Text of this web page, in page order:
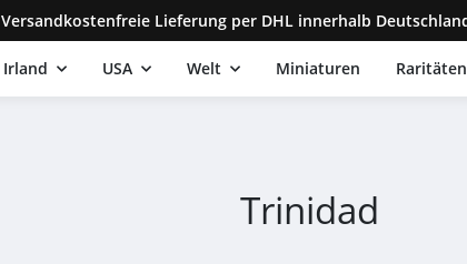
Versandkostenfreie Lieferung per DHL innerhalb
Irland USA Welt Miniaturen Raritäten
Trinidad